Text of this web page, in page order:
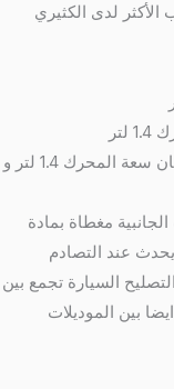
لدى الكثيري
كما يوجد الموديل الاحدث من فيات اونو 120 حصان سعة المحرك 1.4 لتر و
مغطاة بمادة
عند التصادم
السيارة تجمع بين
بين الموديلات